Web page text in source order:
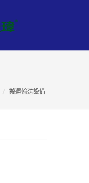
搬運輸送設備